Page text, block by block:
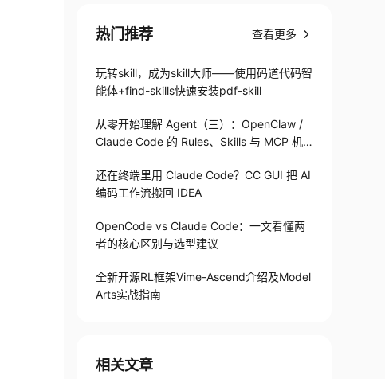
热门推荐 查看更多
玩转skill，成为skill大师——使用码道代码智
能体+find-skills快速安装pdf-skill
从零开始理解 Agent（三）：OpenClaw /
Claude Code 的 Rules、Skills 与 MCP 机
还在终端里用 Claude Code？CC GUI 把 AI
编码工作流搬回 IDEA
OpenCode vs Claude Code：一文看懂两
者的核心区别与选型建议
全新开源RL框架Vime-Ascend介绍及Model
Arts实战指南
相关文章